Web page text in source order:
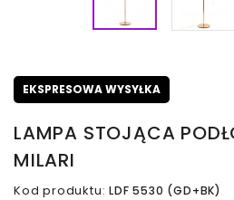
EKSPRESOWA WYSYŁKA
LAMPA STOJĄCA
MILARI
Kod produktu:LDF 5530 (GD+BK)